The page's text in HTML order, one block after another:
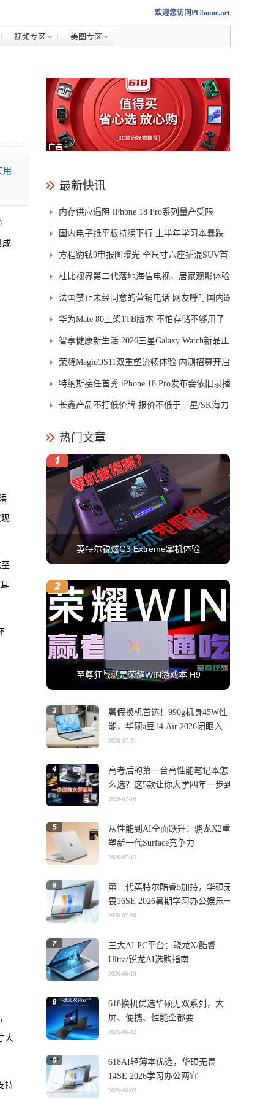
欢迎您访问PChome.net
视频专区 美图专区
用
成
大
持
最新快讯
内存供应遇阻 iPhone 18 Pro系列量产受限
国内电子纸平板持续下行 上半年学习本暴跌
84.6%
方程豹钛9申报图曝光 全尺寸六座插混SUV首
发DMS
杜比视界第二代落地海信电视，居家观影体验
能迎来哪些升级？
法国禁止未经同意的营销电话 网友呼吁国内跟
进
华为Mate 80上架1TB版本 不怕存储不够用了
智享健康新生活 2026三星Galaxy Watch新品正
式开售
荣耀MagicOS11双重塑流畅体验 内测招募开启
特纳斯接任首秀 iPhone 18 Pro发布会依旧录播
长鑫产品不打低价牌 报价不低于三星/SK海力
热门文章
英特尔锐炫G3 Extreme掌机体验
至尊狂战就是荣耀WIN游戏本 H9
暑假换机首选！990g机身45W性
能，华硕a豆14 Air 2026闭眼入
2026-07-21
高考后的第一台高性能笔记本怎
么选？这5款让你大学四年一步到
位
2026-07-16
从性能到AI全面跃升：骁龙X2重
塑新一代Surface竞争力
2026-07-15
第三代英特尔酷睿5加持，华硕无
畏16SE 2026暑期学习办公娱乐一
机搞定
2026-07-08
三大AI PC平台：骁龙X/酷睿
Ultra/锐龙AI选购指南
2026-06-19
618换机优选华硕无双系列，大
屏、便携、性能全都要
2026-06-12
618AI轻薄本优选，华硕无畏
14SE 2026学习办公两宜
2026-06-09